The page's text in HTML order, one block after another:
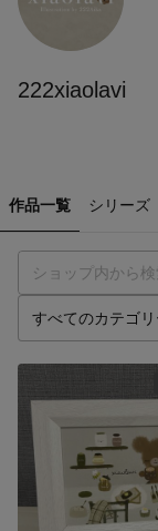
222xiaolavi
作品一覧 シリーズ